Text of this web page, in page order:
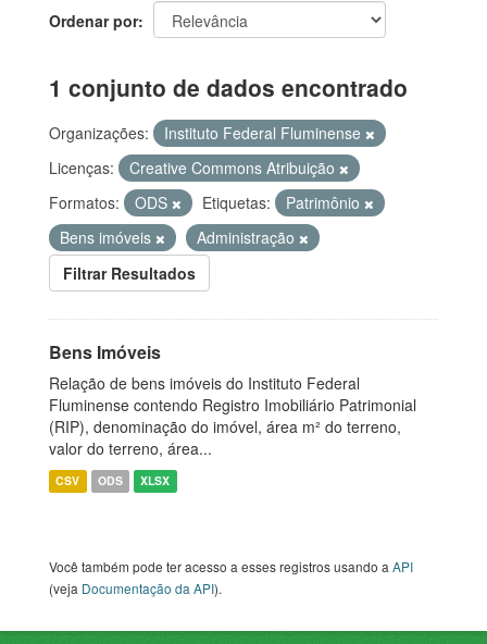
Ordenar por
1 conjunto de dados encontrado
Organizações:
Instituto Federal Fluminense
Licenças:
Creative Commons Atribuição
Formatos:
ODS Etiquetas:
Patrimônio
Bens imóveis
Administração
Filtrar Resultados
Bens Imóveis
Relação de bens imóveis do Instituto Federal
Fluminense contendo Registro Imobiliário Patrimonial
(RIP), denominação do imóvel, área m² do terreno,
valor do terreno, área...
CSV ODS XLSX
Você também pode ter acesso a esses registros usando aAPI
(veja Documentação da API).